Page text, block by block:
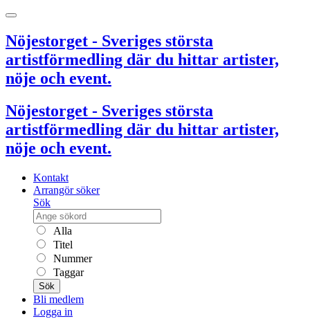
Nöjestorget - Sveriges största
artistförmedling där du hittar artister,
nöje och event.
Nöjestorget - Sveriges största
artistförmedling där du hittar artister,
nöje och event.
Kontakt
Arrangör söker
Sök
Alla
Titel
Nummer
Taggar
Sök
Bli medlem
Logga in